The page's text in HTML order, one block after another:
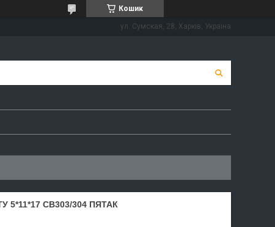
Кошик
ул. Сумская, 28, Харків, Україна
5*11*17 СВ303/304 ПЯТАК